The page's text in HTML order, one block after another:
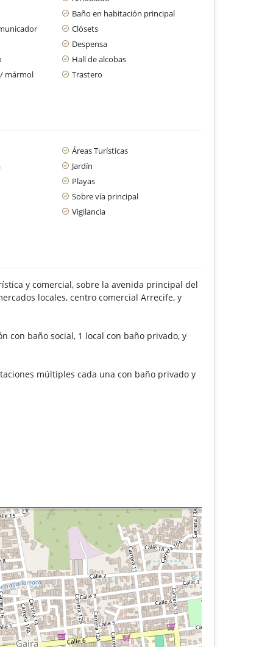
Baño en habitación principal
Clósets
Despensa
Hall de alcobas
mármol
Trastero
Áreas Turísticas
Jardín
Playas
Sobre vía principal
Vigilancia
y comercial, sobre la avenida principal del
locales, centro comercial Arrecife, y
con baño social, 1 local con baño privado, y
múltiples cada una con baño privado y